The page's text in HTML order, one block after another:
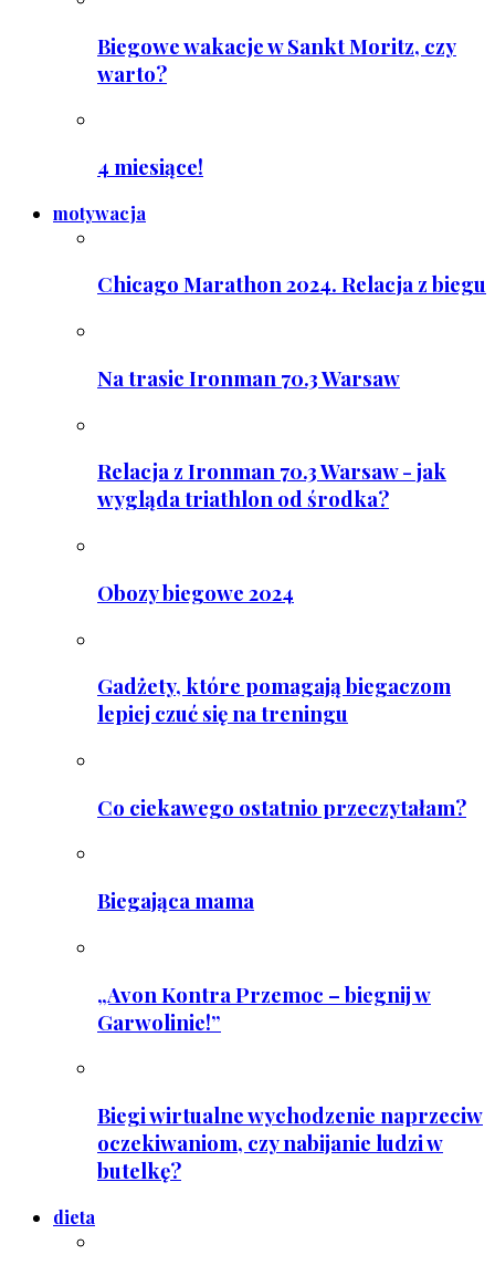
Biegowe wakacje w Sankt Moritz, czy
warto?
4 miesiące!
motywacja
Chicago Marathon 2024. Relacja z biegu
Na trasie Ironman 70.3 Warsaw
Relacja z Ironman 70.3 Warsaw - jak
wygląda triathlon od środka?
Obozy biegowe 2024
Gadżety, które pomagają biegaczom
lepiej czuć się na treningu
Co ciekawego ostatnio przeczytałam?
Biegająca mama
„Avon Kontra Przemoc – biegnij w
Garwolinie!”
Biegi wirtualne wychodzenie naprzeciw
oczekiwaniom, czy nabijanie ludzi w
butelkę?
dieta